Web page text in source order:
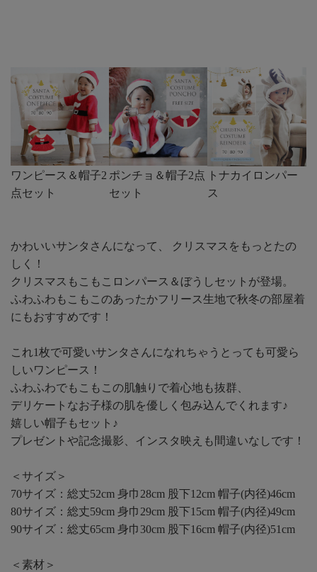
ワンピース＆帽子2
点セット
ポンチョ＆帽子2点
セット
トナカイロンパー
ス
かわいいサンタさんになって、 クリスマスをもっとたの
しく！
クリスマスもこもこロンパース＆ぼうしセットが登場。
ふわふわもこもこのあったかフリース生地で秋冬の部屋着
にもおすすめです！
これ1枚で可愛いサンタさんになれちゃうとっても可愛ら
しいワンピース！
ふわふわでもこもこの肌触りで着心地も抜群、
デリケートなお子様の肌を優しく包み込んでくれます♪
嬉しい帽子もセット♪
プレゼントや記念撮影、インスタ映えも間違いなしです！
＜サイズ＞
70サイズ：総丈52cm 身巾28cm 股下12cm 帽子(内径)46cm
80サイズ：総丈59cm 身巾29cm 股下15cm 帽子(内径)49cm
90サイズ：総丈65cm 身巾30cm 股下16cm 帽子(内径)51cm
＜素材＞